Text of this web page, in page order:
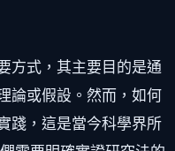
方式，其主要目的是通
論或假設。然而，如何
踐，這是當今科學界所